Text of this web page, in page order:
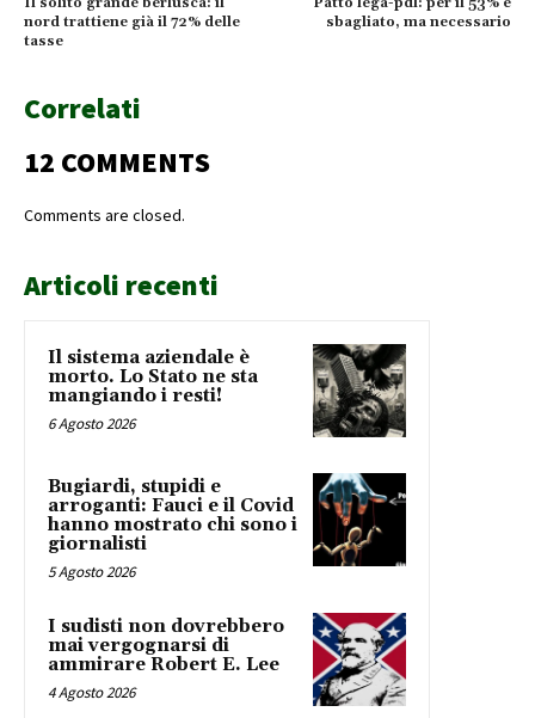
nord trattiene già il 72% delle
tasse
sbagliato, ma necessario
Correlati
12 COMMENTS
Comments are closed.
Articoli recenti
Il sistema aziendale è
morto. Lo Stato ne sta
mangiando i resti!
6 Agosto 2026
Bugiardi, stupidi e
arroganti: Fauci e il Covid
hanno mostrato chi sono i
giornalisti
5 Agosto 2026
I sudisti non dovrebbero
mai vergognarsi di
ammirare Robert E. Lee
4 Agosto 2026